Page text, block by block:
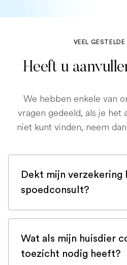
VEEL GESTELDE
Heeft u
We hebben enkele van
vragen gedeeld, als je het
niet kunt vinden, neem
Dekt mijn verzekering
spoedconsult?
Als u bent
dat een spoedconsult
Maar controleer voor
Wat als mijn huisdier
toezicht nodig heeft?